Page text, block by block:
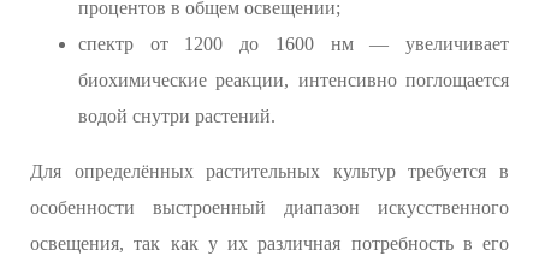
процентов в общем освещении;
спектр от 1200 до 1600 нм — увеличивает
биохимические реакции, интенсивно поглощается
водой снутри растений.
Для определённых растительных культур требуется в
особенности выстроенный диапазон искусственного
освещения, так как у их различная потребность в его